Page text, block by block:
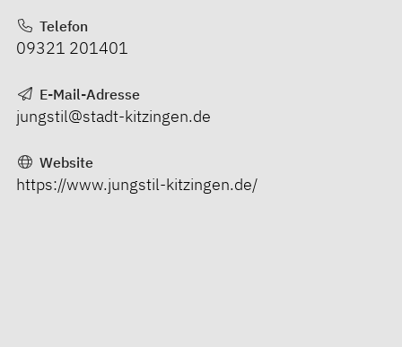
Telefon
09321 201401
E-Mail-Adresse
jungstil@stadt-kitzingen.de
Website
https://www.jungstil-kitzingen.de/